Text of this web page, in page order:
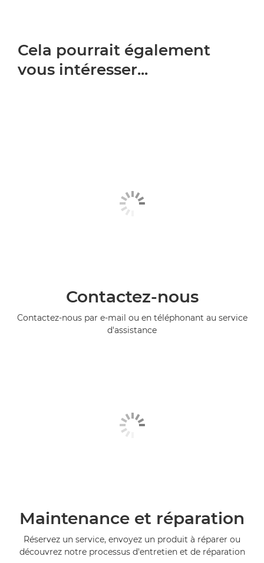
Cela pourrait également
vous intéresser...
Contactez-nous
Contactez-nous par e-mail ou en téléphonant au service
d'assistance
Maintenance et réparation
Réservez un service, envoyez un produit à réparer ou
découvrez notre processus d'entretien et de réparation